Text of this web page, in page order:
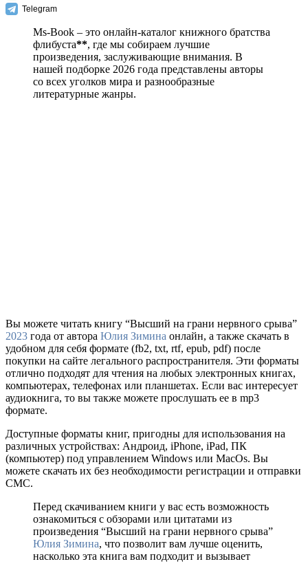
Telegram
Ms-Book – это онлайн-каталог книжного братства
флибуста**, где мы собираем лучшие
произведения, заслуживающие внимания. В
нашей подборке 2026 года представлены авторы
со всех уголков мира и разнообразные
литературные жанры.
Вы можете читать книгу “Высший на грани нервного срыва”
2023 года от автора Юлия Зимина онлайн, а также скачать в
удобном для себя формате (fb2, txt, rtf, epub, pdf) после
покупки на сайте легального распространителя. Эти форматы
отлично подходят для чтения на любых электронных книгах,
компьютерах, телефонах или планшетах. Если вас интересует
аудиокнига, то вы также можете прослушать ее в mp3
формате.
Доступные форматы книг, пригодны для использования на
различных устройствах: Андроид, iPhone, iPad, ПК
(компьютер) под управлением Windows или MacOs. Вы
можете скачать их без необходимости регистрации и отправки
СМС.
Перед скачиванием книги у вас есть возможность
ознакомиться с обзорами или цитатами из
произведения “Высший на грани нервного срыва”
Юлия Зимина, что позволит вам лучше оценить,
насколько эта книга вам подходит и вызывает